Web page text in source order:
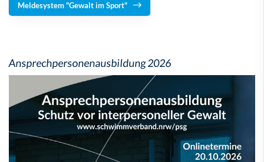
Meldesystem "Gewalt im Sport"
Ansprechpersonenausbildung 2026